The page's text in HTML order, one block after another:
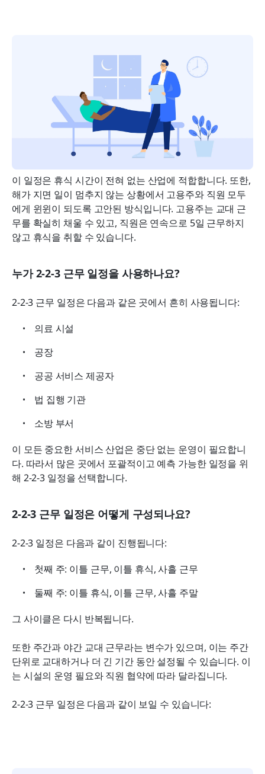
이 일정은 휴식 시간이 전혀 없는 산업에 적합합니다. 또한,
해가 지면 일이 멈추지 않는 상황에서 고용주와 직원 모두
에게 윈윈이 되도록 고안된 방식입니다. 고용주는 교대 근
무를 확실히 채울 수 있고, 직원은 연속으로 5일 근무하지
않고 휴식을 취할 수 있습니다.
누가 2-2-3 근무 일정을 사용하나요?
2-2-3 근무 일정은 다음과 같은 곳에서 흔히 사용됩니다:
의료 시설
공장
공공 서비스 제공자
법 집행 기관
소방 부서
이 모든 중요한 서비스 산업은 중단 없는 운영이 필요합니
다. 따라서 많은 곳에서 포괄적이고 예측 가능한 일정을 위
해 2-2-3 일정을 선택합니다.
2-2-3 근무 일정은 어떻게 구성되나요?
2-2-3 일정은 다음과 같이 진행됩니다:
첫째 주: 이틀 근무, 이틀 휴식, 사흘 근무
둘째 주: 이틀 휴식, 이틀 근무, 사흘 주말
그 사이클은 다시 반복됩니다.
또한 주간과 야간 교대 근무라는 변수가 있으며, 이는 주간
단위로 교대하거나 더 긴 기간 동안 설정될 수 있습니다. 이
는 시설의 운영 필요와 직원 협약에 따라 달라집니다.
2-2-3 근무 일정은 다음과 같이 보일 수 있습니다: